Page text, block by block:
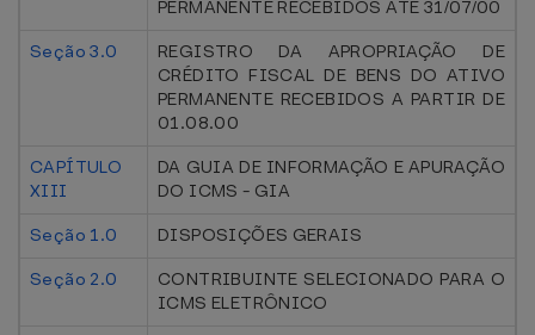
PERMANENTE RECEBIDOS ATÉ 31/07/00
Seção 3.0
REGISTRO DA APROPRIAÇÃO DE
CRÉDITO FISCAL DE BENS DO ATIVO
PERMANENTE RECEBIDOS A PARTIR DE
01.08.00
CAPÍTULO
XIII
DA GUIA DE INFORMAÇÃO E APURAÇÃO
DO ICMS - GIA
Seção 1.0
DISPOSIÇÕES GERAIS
Seção 2.0
CONTRIBUINTE SELECIONADO PARA O
ICMS ELETRÔNICO